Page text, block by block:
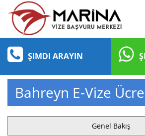
ŞIMDI ARAYIN
Bahreyn E-Vize
Genel Bakış